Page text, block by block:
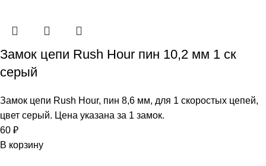
Замок цепи Rush Hour пин 10,2 мм 1 ск
серый
Замок цепи Rush Hour, пин 8,6 мм, для 1 скоростых цепей,
цвет серый. Цена указана за 1 замок.
60 ₽
В корзину